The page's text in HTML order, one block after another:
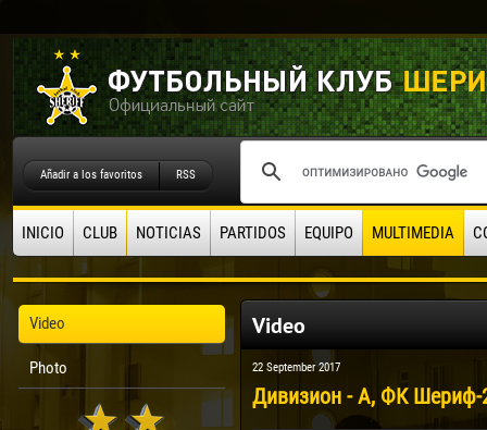
Añadir a los favoritos RSS
INICIO CLUB NOTICIAS PARTIDOS EQUIPO MULTIMEDIA
Video
Photo
Video
22 September 2017
Дивизион - А, ФК Шериф-